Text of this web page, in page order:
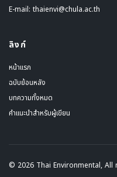
E-mail: thaienvi@chula.ac.th
ลิงก์
หน้าแรก
ฉบับย้อนหลัง
บทความทั้งหมด
คำแนะนำสำหรับผู้เขียน
© 2026 Thai Environmental, All